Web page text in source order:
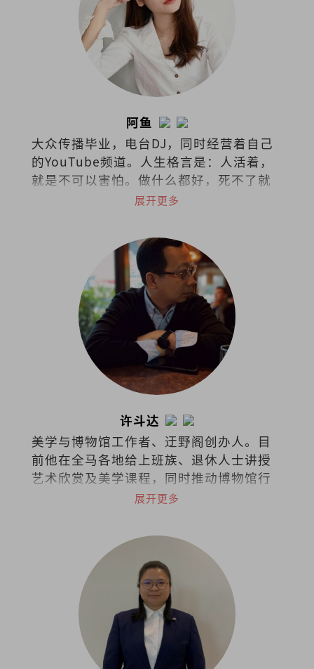
阿鱼
大众传播毕业，电台DJ，同时经营着自己
的YouTube频道。人生格言是：人活着，
就是不可以害怕。做什么都好，死不了就
展开更多
许斗达
美学与博物馆工作者、迂野阁创办人。目
前他在全马各地给上班族、退休人士讲授
艺术欣赏及美学课程，同时推动博物馆行
政与文化策略的概念。
展开更多